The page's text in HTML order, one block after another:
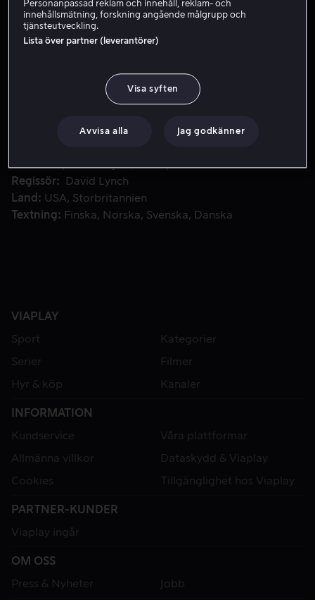
Köp 109 kr
En läkare räddar en monstruöst missbildad man från en
En läkare räddar en monstruöst missbildad man från en
freakshow i David Lynchs filmatisering av John Merricks
Regissör
David Lynch
Land
USA
Storbritannien
Textning
Finska Norska Svenska Danska
VIAPLAY
Sport
Kategorier
Serier
Filmer
Hyr & köp
Kanaler
INFORMATION
Kundservice
Våra plattformar
Allmänna villkor
Dataskydd & Viaplay
Cookies
Tillgänglighet hos Viaplay
PARTNER-KUNDER
Viaplay ingår
OM OSS
Press & Nyheter
Jobb
Personanpassad reklam och innehåll, reklam- och
innehållsmätning, forskning angående målgrupp och
tjänsteutveckling.
Lista över partner (leverantörer)
Visa syften
Avvisa alla Jag godkänner